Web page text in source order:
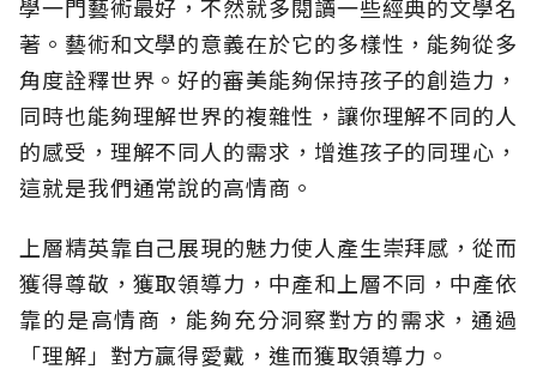
學一門藝術最好，不然就多閱讀一些經典的文學名
著。藝術和文學的意義在於它的多樣性，能夠從多
角度詮釋世界。好的審美能夠保持孩子的創造力，
同時也能夠理解世界的複雜性，讓你理解不同的人
的感受，理解不同人的需求，增進孩子的同理心，
這就是我們通常說的高情商。
上層精英靠自己展現的魅力使人產生崇拜感，從而
獲得尊敬，獲取領導力，中產和上層不同，中產依
靠的是高情商，能夠充分洞察對方的需求，通過
「理解」對方贏得愛戴，進而獲取領導力。